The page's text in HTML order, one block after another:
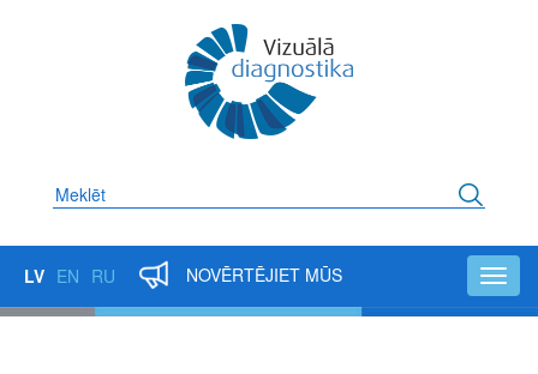
Meklēt
LV EN RU NOVĒRTĒJIET MŪS